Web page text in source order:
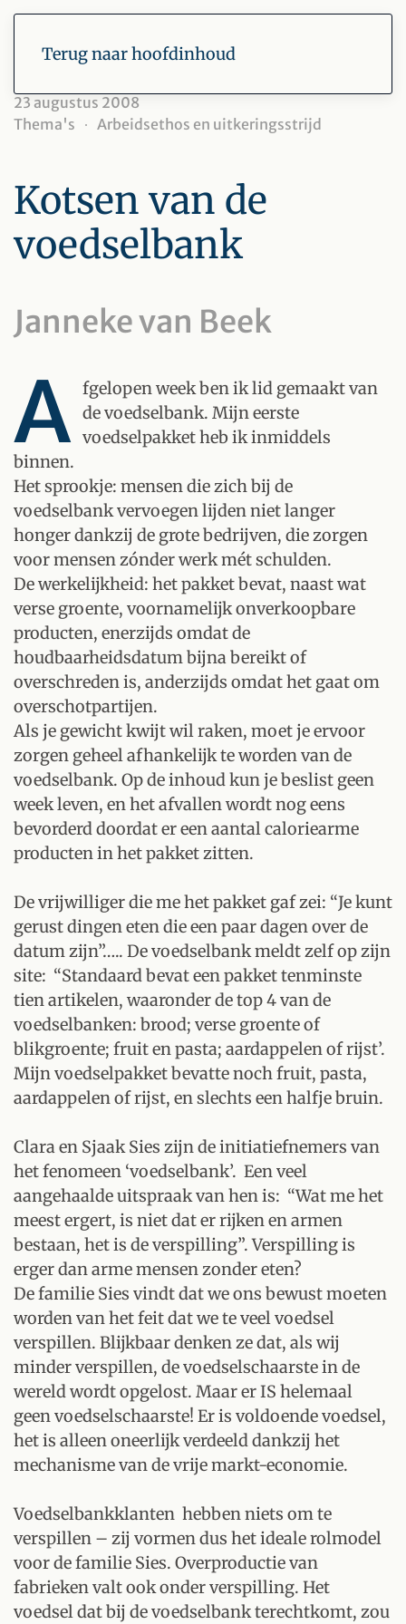
Terug naar hoofdinhoud
23 augustus 2008
Thema's
Arbeidsethos en uitkeringsstrijd
Kotsen van de
voedselbank
Janneke van Beek
A fgelopen week ben ik lid gemaakt van
de voedselbank. Mijn eerste
voedselpakket heb ik inmiddels
binnen.
Het sprookje: mensen die zich bij de
voedselbank vervoegen lijden niet langer
honger dankzij de grote bedrijven, die zorgen
voor mensen zónder werk mét schulden.
De werkelijkheid: het pakket bevat, naast wat
verse groente, voornamelijk onverkoopbare
producten, enerzijds omdat de
houdbaarheidsdatum bijna bereikt of
overschreden is, anderzijds omdat het gaat om
overschotpartijen.
Als je gewicht kwijt wil raken, moet je ervoor
zorgen geheel afhankelijk te worden van de
voedselbank. Op de inhoud kun je beslist geen
week leven, en het afvallen wordt nog eens
bevorderd doordat er een aantal caloriearme
producten in het pakket zitten.
De vrijwilliger die me het pakket gaf zei: “Je kunt
gerust dingen eten die een paar dagen over de
datum zijn”….. De voedselbank meldt zelf op zijn
site: “Standaard bevat een pakket tenminste
tien artikelen, waaronder de top 4 van de
voedselbanken: brood; verse groente of
blikgroente; fruit en pasta; aardappelen of rijst’.
Mijn voedselpakket bevatte noch fruit, pasta,
aardappelen of rijst, en slechts een halfje bruin.
Clara en Sjaak Sies zijn de initiatiefnemers van
het fenomeen ‘voedselbank’. Een veel
aangehaalde uitspraak van hen is: “Wat me het
meest ergert, is niet dat er rijken en armen
bestaan, het is de verspilling”. Verspilling is
erger dan arme mensen zonder eten?
De familie Sies vindt dat we ons bewust moeten
worden van het feit dat we te veel voedsel
verspillen. Blijkbaar denken ze dat, als wij
minder verspillen, de voedselschaarste in de
wereld wordt opgelost. Maar er IS helemaal
geen voedselschaarste! Er is voldoende voedsel,
het is alleen oneerlijk verdeeld dankzij het
mechanisme van de vrije markt-economie.
Voedselbankklanten hebben niets om te
verspillen – zij vormen dus het ideale rolmodel
voor de familie Sies. Overproductie van
fabrieken valt ook onder verspilling. Het
voedsel dat bij de voedselbank terechtkomt, zou